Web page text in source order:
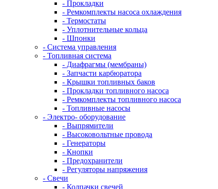
- Прокладки
- Ремкомплекты насоса охлаждения
- Термостаты
- Уплотнительные кольца
- Шпонки
- Система управления
- Топливная система
- Диафрагмы (мембраны)
- Запчасти карбюратора
- Крышки топливных баков
- Прокладки топливного насоса
- Ремкомплекты топливного насоса
- Топливные насосы
- Электро- оборудование
- Выпрямители
- Высоковольтные провода
- Генераторы
- Кнопки
- Предохранители
- Регуляторы напряжения
- Свечи
- Колпачки свечей